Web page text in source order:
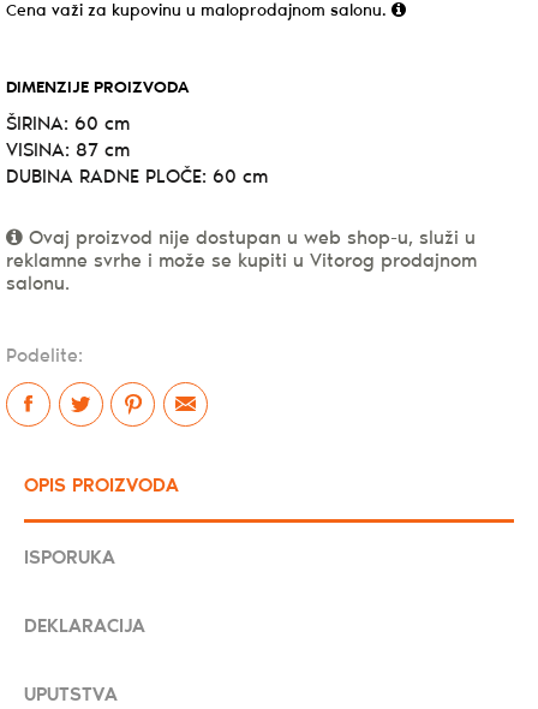
Cena važi za kupovinu u maloprodajnom salonu.
DIMENZIJE PROIZVODA
ŠIRINA: 60 cm
VISINA: 87 cm
DUBINA RADNE PLOČE: 60 cm
Ovaj proizvod nije dostupan u web shop-u, služi u
reklamne svrhe i može se kupiti u Vitorog prodajnom
salonu.
Podelite:
OPIS PROIZVODA
ISPORUKA
DEKLARACIJA
UPUTSTVA